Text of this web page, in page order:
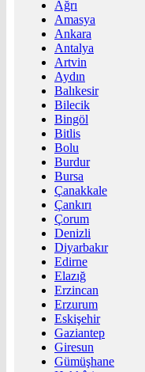
Ağrı
Amasya
Ankara
Antalya
Artvin
Aydın
Balıkesir
Bilecik
Bingöl
Bitlis
Bolu
Burdur
Bursa
Çanakkale
Çankırı
Çorum
Denizli
Diyarbakır
Edirne
Elazığ
Erzincan
Erzurum
Eskişehir
Gaziantep
Giresun
Gümüşhane